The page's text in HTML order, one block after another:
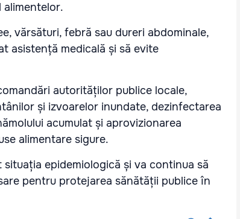
alimentelor.
vărsături, febră sau dureri abdominale,
asistență medicală și să evite
autorităților publice locale,
și izvoarelor inundate, dezinfectarea
acumulat și aprovizionarea
alimentare sigure.
epidemiologică și va continua să
pentru protejarea sănătății publice în